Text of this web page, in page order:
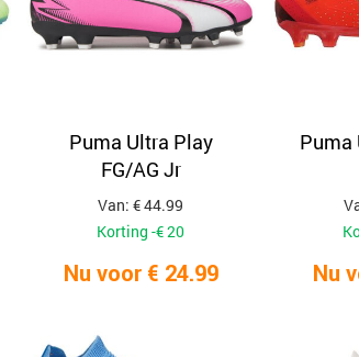
Puma Ultra Play
FG/AG Jr
Van: € 44.99
Korting -€ 20
Nu voor € 24.99
Puma
Nu